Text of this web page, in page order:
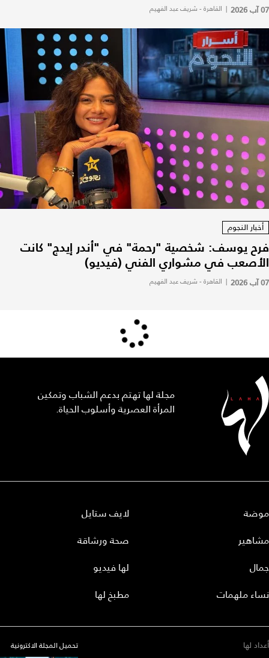
07 آب 2026 | القاهرة - شريف عبد الفهيم
أخبار النجوم
فرح يوسف: شخصية "رحمة" في "أندر إيدج" كانت
الأصعب في مشواري الفني (فيديو)
07 آب 2026 | القاهرة - شريف عبد الفهيم
مجلة لها تهتم بدعم الشباب وتمكين
المرأة العصرية وأسلوب الحياة.
موضة
مشاهير
جمال
نساء ملهمات
لايف ستايل
صحة ورشاقة
لها فيديو
مطبخ لها
أعداد لها تحميل المجلة الاكترونية